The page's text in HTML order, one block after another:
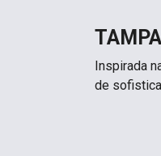
Inspirada
de